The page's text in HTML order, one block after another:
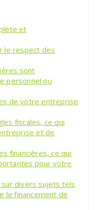
et
le respect des
sont
personnel ou
de votre entreprise
fiscales, ce qui
et de
financières, ce qui
pour votre
divers sujets tels
le financement de